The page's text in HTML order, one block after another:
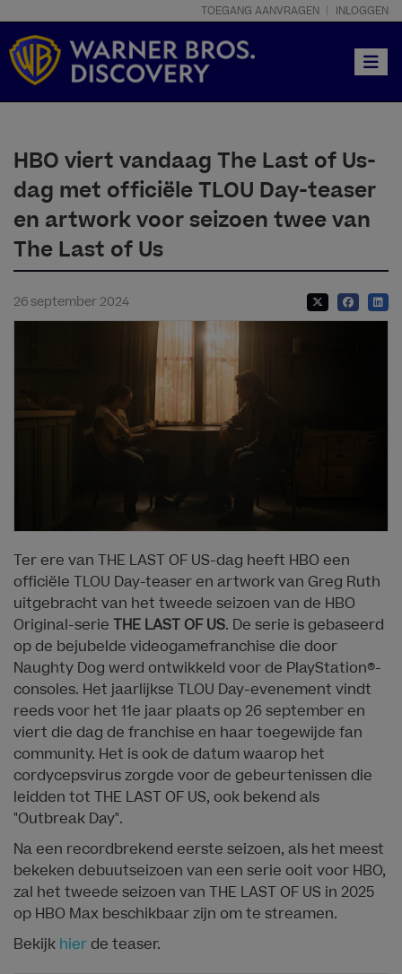
TOEGANG AANVRAGEN INLOGGEN
HBO viert vandaag The Last of Us-
dag met officiële TLOU Day-teaser
en artwork voor seizoen twee van
The Last of Us
26 september 2024
Ter ere van THE LAST OF US-dag heeft HBO een
officiële TLOU Day-teaser en artwork van Greg Ruth
uitgebracht van het tweede seizoen van de HBO
Original-serie THE LAST OF US. De serie is gebaseerd
op de bejubelde videogamefranchise die door
Naughty Dog werd ontwikkeld voor de PlayStation®-
consoles. Het jaarlijkse TLOU Day-evenement vindt
reeds voor het 11e jaar plaats op 26 september en
viert die dag de franchise en haar toegewijde fan
community. Het is ook de datum waarop het
cordycepsvirus zorgde voor de gebeurtenissen die
leidden tot THE LAST OF US, ook bekend als
"Outbreak Day".
Na een recordbrekend eerste seizoen, als het meest
bekeken debuutseizoen van een serie ooit voor HBO,
zal het tweede seizoen van THE LAST OF US in 2025
op HBO Max beschikbaar zijn om te streamen.
Bekijk hierde teaser.